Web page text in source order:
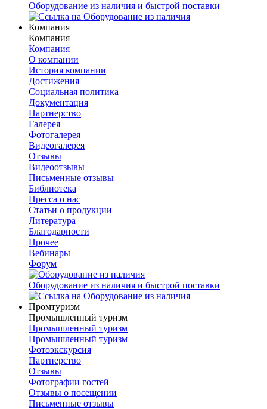
Оборудование из наличия и быстрой поставки
Компания
Компания
Компания
О компании
История компании
Достижения
Социальная политика
Документация
Партнерство
Галерея
Фотогалерея
Видеогалерея
Отзывы
Видеоотзывы
Письменные отзывы
Библиотека
Пресса о нас
Статьи о продукции
Литература
Благодарности
Прочее
Вебинары
Форум
Оборудование из наличия и быстрой поставки
Промтуризм
Промышленный туризм
Промышленный туризм
Промышленный туризм
Фотоэкскурсия
Партнерство
Отзывы
Фотографии гостей
Отзывы о посещении
Письменные отзывы